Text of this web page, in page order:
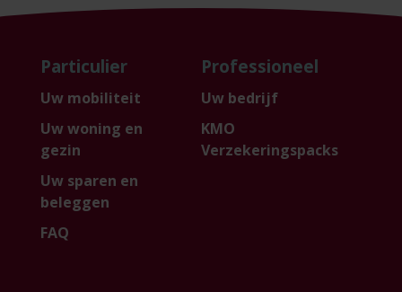
Particulier
Uw mobiliteit
Uw woning en
gezin
Uw sparen en
beleggen
FAQ
Professioneel
Uw bedrijf
KMO
Verzekeringspacks